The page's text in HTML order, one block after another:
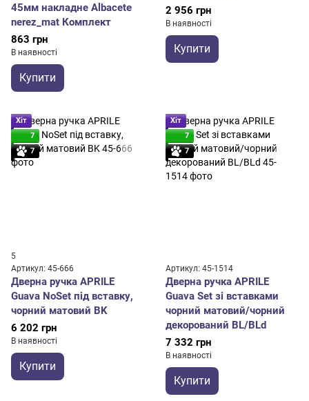
45мм накладне Albacete
nerez_mat Комплект
863 грн
В наявності
Купити
2 956 грн
В наявності
Купити
Хіт
7
7
5
Артикул: 45-666
Дверна ручка APRILE
Guava NoSet під вставку,
чорний матовий BK
6 202 грн
В наявності
Купити
Хіт
7
7
Артикул: 45-1514
Дверна ручка APRILE
Guava Set зі вставками
чорний матовий/чорний
декорований BL/BLd
7 332 грн
В наявності
Купити